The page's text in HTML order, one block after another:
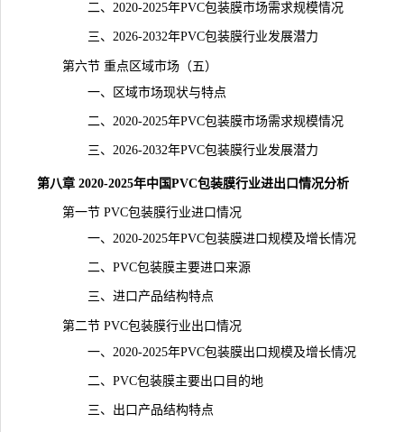
二、2020-2025年PVC包装膜市场需求规模情况
三、2026-2032年PVC包装膜行业发展潜力
第六节 重点区域市场（五）
一、区域市场现状与特点
二、2020-2025年PVC包装膜市场需求规模情况
三、2026-2032年PVC包装膜行业发展潜力
第八章 2020-2025年中国PVC包装膜行业进出口情况分析
第一节 PVC包装膜行业进口情况
一、2020-2025年PVC包装膜进口规模及增长情况
二、PVC包装膜主要进口来源
三、进口产品结构特点
第二节 PVC包装膜行业出口情况
一、2020-2025年PVC包装膜出口规模及增长情况
二、PVC包装膜主要出口目的地
三、出口产品结构特点